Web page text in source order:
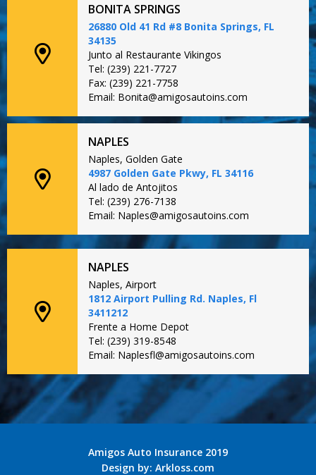
BONITA SPRINGS
26880 Old 41 Rd #8 Bonita Springs, FL
34135
Junto al Restaurante Vikingos
Tel: (239) 221-7727
Fax: (239) 221-7758
Email: Bonita@amigosautoins.com
NAPLES
Naples, Golden Gate
4987 Golden Gate Pkwy, FL 34116
Al lado de Antojitos
Tel: (239) 276-7138
Email: Naples@amigosautoins.com
NAPLES
Naples, Airport
1812 Airport Pulling Rd. Naples, Fl
3411212
Frente a Home Depot
Tel: (239) 319-8548
Email: Naplesfl@amigosautoins.com
Amigos Auto Insurance 2019
Design by: Arkloss.com